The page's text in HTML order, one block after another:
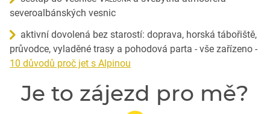
severoalbánských vesnic
aktivní dovolená bez starostí: doprava, horská tábořiště,
průvodce, vyladěné trasy a pohodová parta - vše zařízeno -
10 důvodů proč jet s Alpinou
Je to zájezd pro mě?